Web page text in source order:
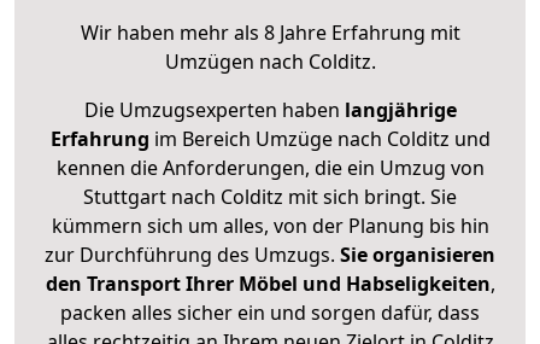
Wir haben mehr als 8 Jahre Erfahrung mit
Umzügen nach Colditz.
Die Umzugsexperten haben langjährige
Erfahrung im Bereich Umzüge nach Colditz und
kennen die Anforderungen, die ein Umzug von
Stuttgart nach Colditz mit sich bringt. Sie
kümmern sich um alles, von der Planung bis hin
zur Durchführung des Umzugs. Sie organisieren
den Transport Ihrer Möbel und Habseligkeiten,
packen alles sicher ein und sorgen dafür, dass